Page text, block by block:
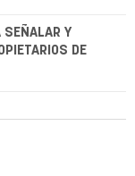
SEÑALAR Y
DE